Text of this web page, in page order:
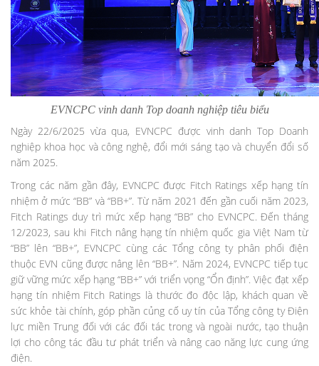
EVNCPC vinh danh Top doanh nghiệp tiêu biểu
Ngày 22/6/2025 vừa qua, EVNCPC được vinh danh Top Doanh
nghiệp khoa học và công nghệ, đổi mới sáng tạo và chuyển đổi số
năm 2025.
Trong các năm gần đây, EVNCPC được Fitch Ratings xếp hạng tín
nhiệm ở mức “BB” và “BB+”. Từ năm 2021 đến gần cuối năm 2023,
Fitch Ratings duy trì mức xếp hạng “BB” cho EVNCPC. Đến tháng
12/2023, sau khi Fitch nâng hạng tín nhiệm quốc gia Việt Nam từ
“BB” lên “BB+”, EVNCPC cùng các Tổng công ty phân phối điện
thuộc EVN cũng được nâng lên “BB+”. Năm 2024, EVNCPC tiếp tục
giữ vững mức xếp hạng “BB+” với triển vọng “Ổn định”. Việc đạt xếp
hạng tín nhiệm Fitch Ratings là thước đo độc lập, khách quan về
sức khỏe tài chính, góp phần củng cố uy tín của Tổng công ty Điện
lực miền Trung đối với các đối tác trong và ngoài nước, tạo thuận
lợi cho công tác đầu tư phát triển và nâng cao năng lực cung ứng
điện.